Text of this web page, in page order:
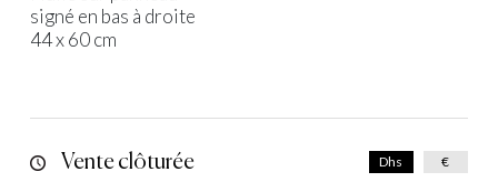
signé en bas à droite
44 x 60 cm
Vente clôturée Dhs €